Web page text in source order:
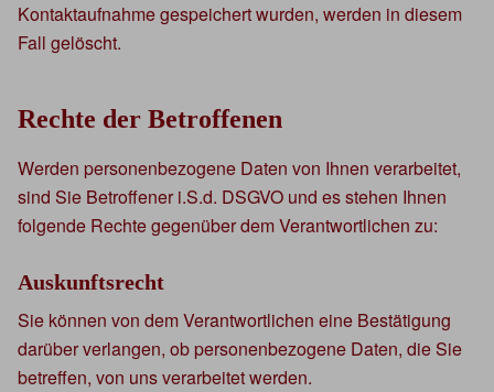
Kontaktaufnahme gespeichert wurden, werden in diesem
Fall gelöscht.
Rechte der Betroffenen
Werden personenbezogene Daten von Ihnen verarbeitet,
sind Sie Betroffener i.S.d. DSGVO und es stehen Ihnen
folgende Rechte gegenüber dem Verantwortlichen zu:
Auskunftsrecht
Sie können von dem Verantwortlichen eine Bestätigung
darüber verlangen, ob personenbezogene Daten, die Sie
betreffen, von uns verarbeitet werden.